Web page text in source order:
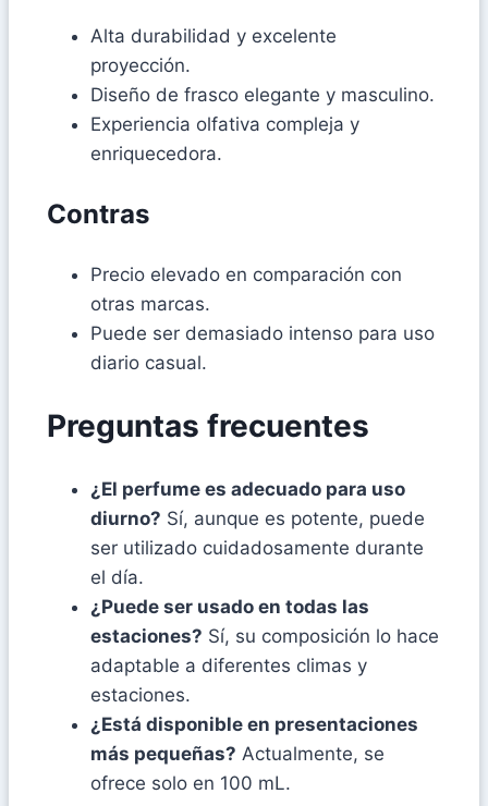
Alta durabilidad y excelente
proyección.
Diseño de frasco elegante y masculino.
Experiencia olfativa compleja y
enriquecedora.
Contras
Precio elevado en comparación con
otras marcas.
Puede ser demasiado intenso para uso
diario casual.
Preguntas frecuentes
¿El perfume es adecuado para uso
diurno? Sí, aunque es potente, puede
ser utilizado cuidadosamente durante
el día.
¿Puede ser usado en todas las
estaciones? Sí, su composición lo hace
adaptable a diferentes climas y
estaciones.
¿Está disponible en presentaciones
más pequeñas? Actualmente, se
ofrece solo en 100 mL.